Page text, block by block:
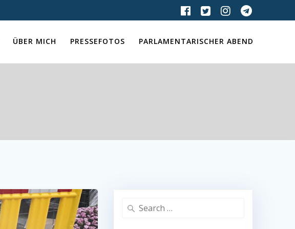
ÜBER MICH PRESSEFOTOS PARLAMENTARISCHER ABEND
Search